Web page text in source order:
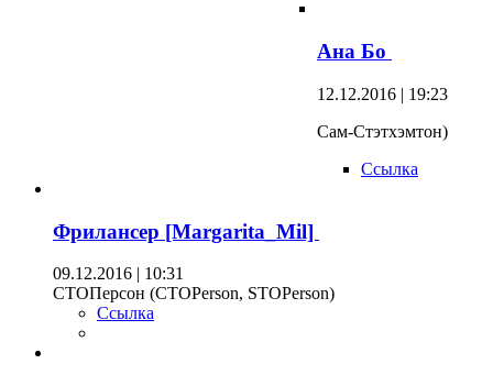
Ана Бо
12.12.2016 | 19:23
Сам-Стэтхэмтон)
Ссылка
Фрилансер [Margarita_Mil]
09.12.2016 | 10:31
СТОПерсон (СТОPerson, STOPerson)
Ссылка